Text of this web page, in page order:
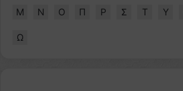
Μ Ν Ο Π Ρ Σ Τ Υ
Ω